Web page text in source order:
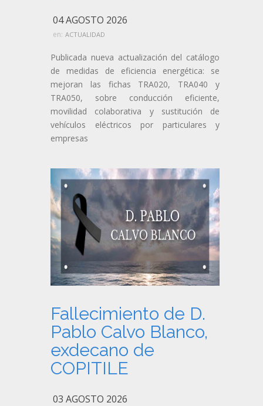
04 AGOSTO 2026
en: ACTUALIDAD
Publicada nueva actualización del catálogo
de medidas de eficiencia energética: se
mejoran las fichas TRA020, TRA040 y
TRA050, sobre conducción eficiente,
movilidad colaborativa y sustitución de
vehículos eléctricos por particulares y
empresas
Fallecimiento de D.
Pablo Calvo Blanco,
exdecano de
COPITILE
03 AGOSTO 2026